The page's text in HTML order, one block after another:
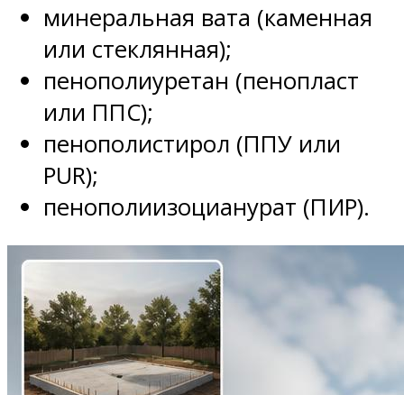
минеральная вата (каменная
или стеклянная);
пенополиуретан (пенопласт
или ППС);
пенополистирол (ППУ или
PUR);
пенополиизоцианурат (ПИР).